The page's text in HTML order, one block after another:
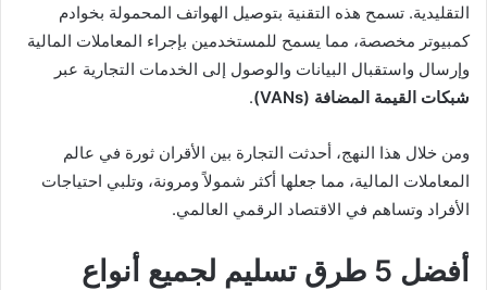
التقليدية. تسمح هذه التقنية بتوصيل الهواتف المحمولة بخوادم
كمبيوتر مخصصة، مما يسمح للمستخدمين بإجراء المعاملات المالية
وإرسال واستقبال البيانات والوصول إلى الخدمات التجارية عبر
شبكات القيمة المضافة (VANs)
.
ومن خلال هذا النهج، أحدثت التجارة بين الأقران ثورة في عالم
المعاملات المالية، مما جعلها أكثر شمولاً ومرونة، وتلبي احتياجات
الأفراد وتساهم في الاقتصاد الرقمي العالمي.
أفضل 5 طرق تسليم لجميع أنواع